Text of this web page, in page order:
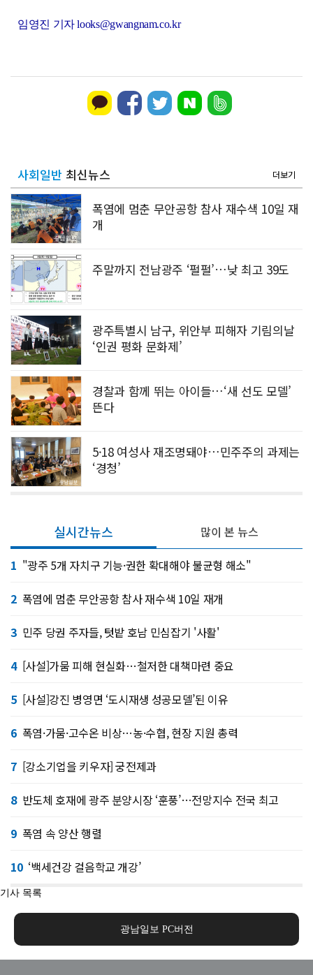
임영진 기자 looks@gwangnam.co.kr
사회일반 최신뉴스 더보기
폭염에 멈춘 무안공항 참사 재수색 10일 재
개
주말까지 전남광주 ‘펄펄’…낮 최고 39도
광주특별시 남구, 위안부 피해자 기림의날
‘인권 평화 문화제’
경찰과 함께 뛰는 아이들…‘새 선도 모델’
뜬다
5·18 여성사 재조명돼야…민주주의 과제는
‘경청’
실시간뉴스
1 "광주 5개 자치구 기능·권한 확대해야 불균형 해소"
2 폭염에 멈춘 무안공항 참사 재수색 10일 재개
3 민주 당권 주자들, 텃밭 호남 민심잡기 '사활'
4 [사설]가뭄 피해 현실화…철저한 대책마련 중요
5 [사설]강진 병영면 ‘도시재생 성공모델’된 이유
6 폭염·가뭄·고수온 비상…농·수협, 현장 지원 총력
7 [강소기업을 키우자] 궁전제과
8 반도체 호재에 광주 분양시장 ‘훈풍’…전망지수 전국 최고
9 폭염 속 양산 행렬
10 ‘백세건강 걸음학교 개강’
많이 본 뉴스
기사 목록
광남일보 PC버전